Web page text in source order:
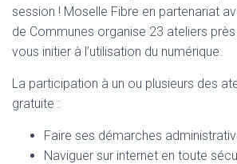
session ! Moselle Fibre en partenariat
de Communes organise 23 ateliers
vous initier à l’utilisation du numérique.
La participation à un ou plusieurs des
gratuite :
Faire ses démarches
Naviguer sur internet en toute